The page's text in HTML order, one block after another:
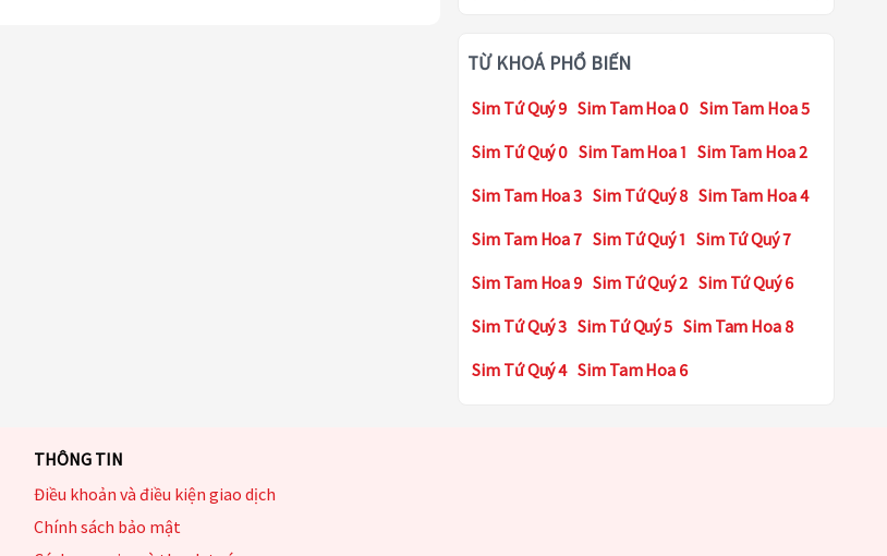
TỪ KHOÁ PHỔ BIẾN
Sim Tứ Quý 9 Sim Tam Hoa 0 Sim Tam Hoa 5
Sim Tứ Quý 0 Sim Tam Hoa 1 Sim Tam Hoa 2
Sim Tam Hoa 3 Sim Tứ Quý 8 Sim Tam Hoa 4
Sim Tam Hoa 7 Sim Tứ Quý 1 Sim Tứ Quý 7
Sim Tam Hoa 9 Sim Tứ Quý 2 Sim Tứ Quý 6
Sim Tứ Quý 3 Sim Tứ Quý 5 Sim Tam Hoa 8
Sim Tứ Quý 4 Sim Tam Hoa 6
THÔNG TIN
Điều khoản và điều kiện giao dịch
Chính sách bảo mật